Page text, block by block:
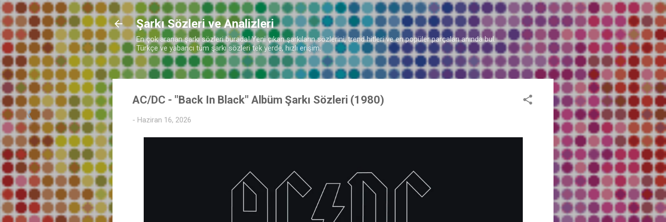
Ana içeriğe atla
Şarkı Sözleri ve Analizleri
En çok aranan şarkı sözleri burada! Yeni çıkan şarkıların sözlerini, trend hitleri ve en popüler parçaları anında bul.
Türkçe ve yabancı tüm şarkı sözleri tek yerde, hızlı erişim.
AC/DC - "Back In Black" Albüm Şarkı Sözleri (1980)
- Haziran 16, 2026
♪